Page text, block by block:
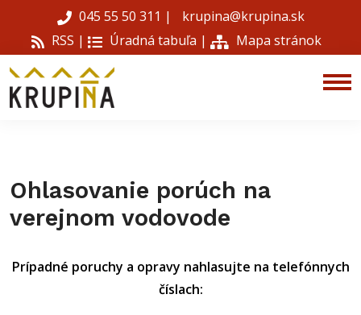
045 55 50 311 |
krupina@krupina.sk
RSS |
Úradná tabuľa | Mapa stránok
Ohlasovanie porúch na
verejnom vodovode
Prípadné poruchy a opravy nahlasujte na telefónnych
číslach: